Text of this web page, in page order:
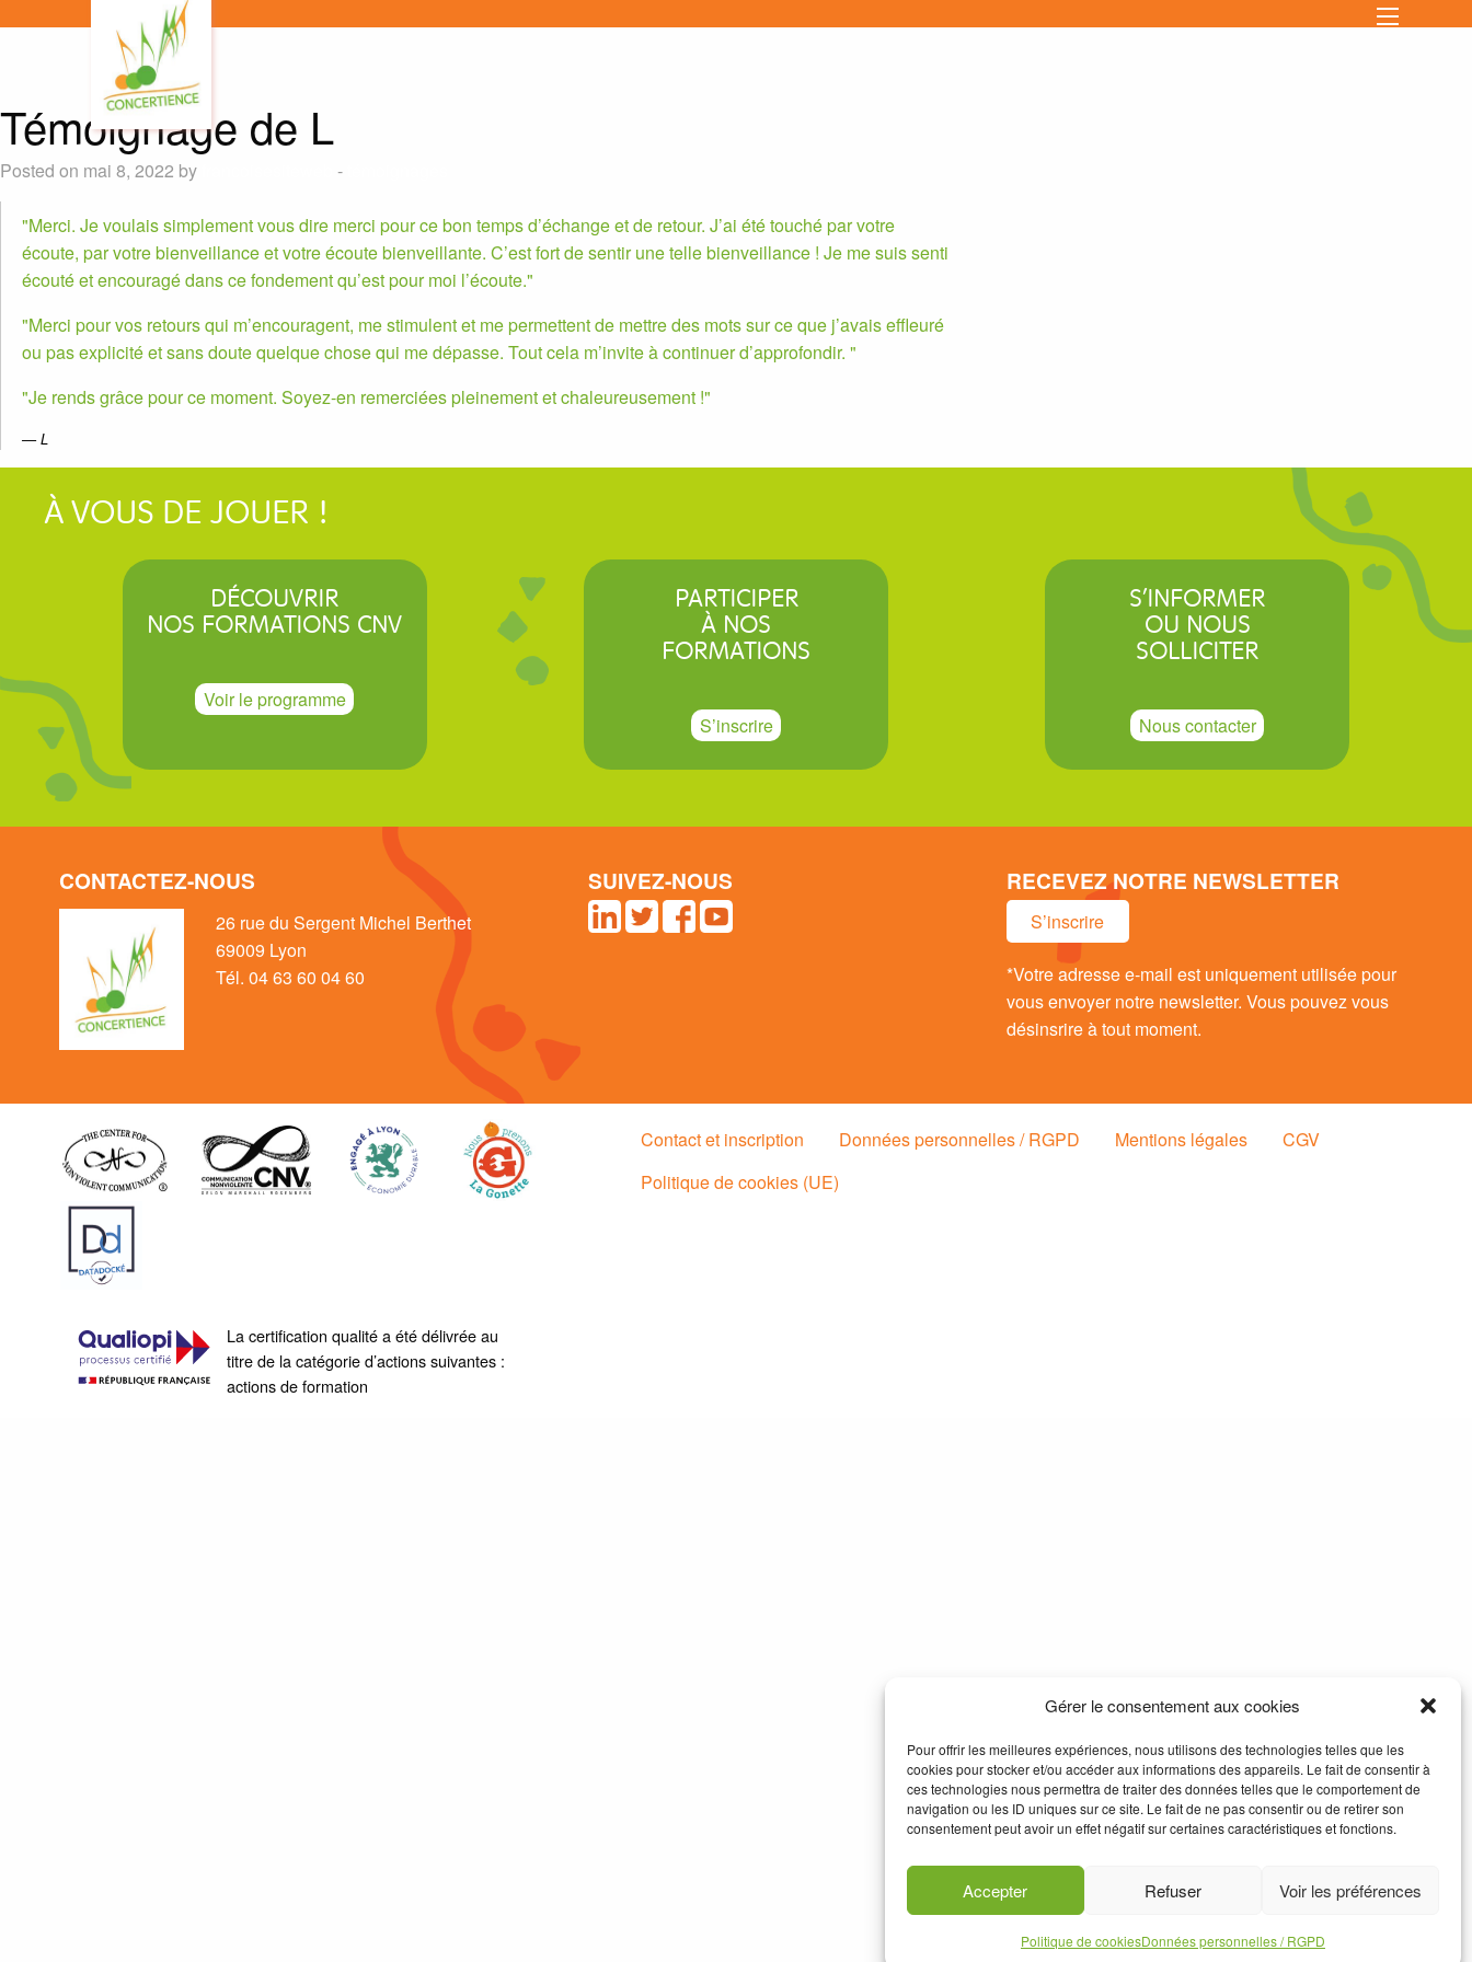
Gérer le consentement aux cookies
Pour offrir les meilleures expériences, nous utilisons des technologies telles que les
cookies pour stocker et/ou accéder aux informations des appareils. Le fait de consentir à
ces technologies nous permettra de traiter des données telles que le comportement de
navigation ou les ID uniques sur ce site. Le fait de ne pas consentir ou de retirer son
consentement peut avoir un effet négatif sur certaines caractéristiques et fonctions.
Accepter Refuser Voir les préférences
Politique de cookiesDonnées personnelles / RGPD
Témoignage de L
Posted on mai 8, 2022 by -
Merci. Je voulais simplement vous dire merci pour ce bon temps d’échange et de retour. J’ai été touché par votre
écoute, par votre bienveillance et votre écoute bienveillante. C’est fort de sentir une telle bienveillance ! Je me suis senti
écouté et encouragé dans ce fondement qu’est pour moi l’écoute.
Merci pour vos retours qui m’encouragent, me stimulent et me permettent de mettre des mots sur ce que j’avais effleuré
ou pas explicité et sans doute quelque chose qui me dépasse. Tout cela m’invite à continuer d’approfondir.
Je rends grâce pour ce moment. Soyez-en remerciées pleinement et chaleureusement !
L
À VOUS DE JOUER !
DÉCOUVRIR
NOS FORMATIONS CNV
Voir le programme
PARTICIPER
À NOS
FORMATIONS
S’inscrire
S’INFORMER
OU NOUS
SOLLICITER
Nous contacter
CONTACTEZ-NOUS
26 rue du Sergent Michel Berthet
69009 Lyon
Tél. 04 63 60 04 60
SUIVEZ-NOUS RECEVEZ NOTRE NEWSLETTER
S’inscrire
*Votre adresse e-mail est uniquement utilisée pour
vous envoyer notre newsletter. Vous pouvez vous
désinsrire à tout moment.
La certification qualité a été délivrée au
titre de la catégorie d’actions suivantes :
actions de formation
Contact et inscription Données personnelles / RGPD Mentions légales
CGV
Politique de cookies (UE)